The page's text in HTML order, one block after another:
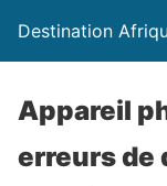
Destination
Appareil
erreurs de